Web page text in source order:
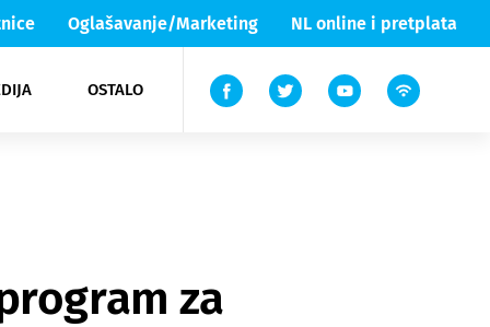
Oglašavanje/Marketing NL online i pretplata
OSTALO
Lika & Senj
TV
za